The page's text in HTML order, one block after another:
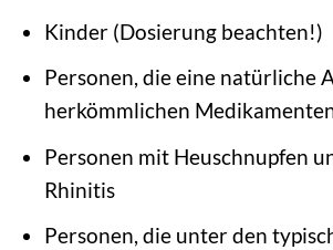
Kinder (Dosierung beachten!)
Personen, die eine natürliche
herkömmlichen
Personen mit Heuschnupfen
Rhinitis
Personen, die unter den